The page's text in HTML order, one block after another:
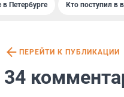
Петербурге Кто поступил в
ПЕРЕЙТИ К ПУБЛИКАЦИИ
34